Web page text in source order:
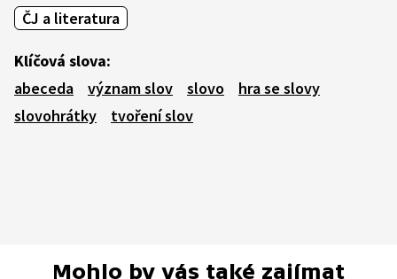
ČJ a literatura
Klíčová slova:
abeceda
význam slov slovo
hra se slovy
slovohrátky
tvoření slov
Mohlo by vás také zajímat